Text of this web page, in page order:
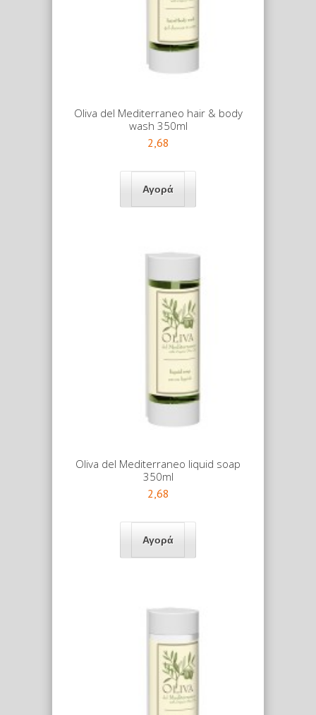
Oliva del Mediterraneo hair & body
wash 350ml
2,68
Oliva del Mediterraneo liquid soap
350ml
2,68